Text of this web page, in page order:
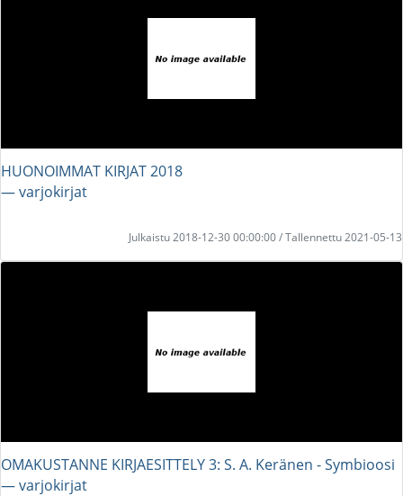
HUONOIMMAT KIRJAT 2018
― varjokirjat
Julkaistu 2018-12-30 00:00:00 / Tallennettu 2021-05-13
OMAKUSTANNE KIRJAESITTELY 3: S. A. Keränen - Symbioosi
― varjokirjat